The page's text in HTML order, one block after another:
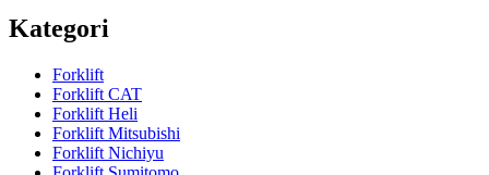
Kategori
Forklift
Forklift CAT
Forklift Heli
Forklift Mitsubishi
Forklift Nichiyu